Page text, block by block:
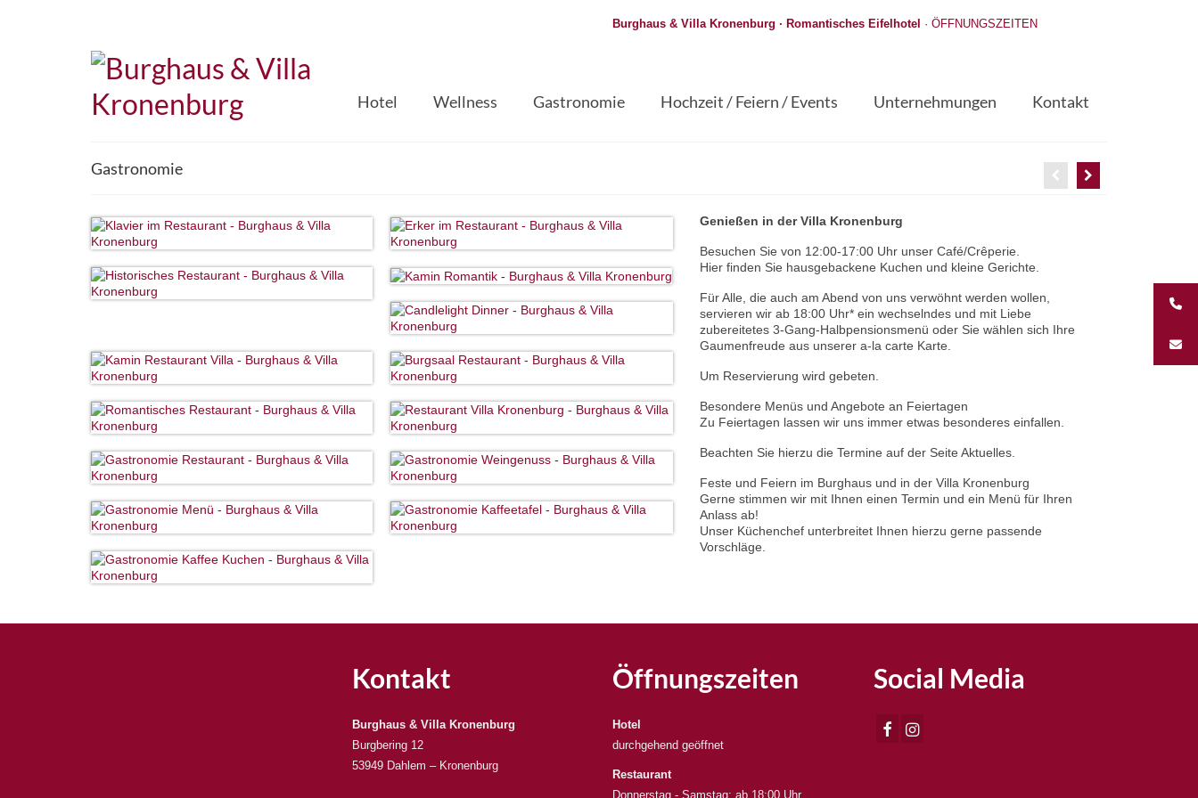
Burghaus & Villa Kronenburg · Romantisches Eifelhotel · ÖFFNUNGSZEITEN
Hotel Wellness Gastronomie Hochzeit / Feiern / Events Unternehmungen Kontakt
Gastronomie
Genießen in der Villa Kronenburg
Besuchen Sie von 12:00-17:00 Uhr unser Café/Crêperie.
Hier finden Sie hausgebackene Kuchen und kleine Gerichte.
Für Alle, die auch am Abend von uns verwöhnt werden wollen,
servieren wir ab 18:00 Uhr* ein wechselndes und mit Liebe
zubereitetes 3-Gang-Halbpensionsmenü oder Sie wählen sich Ihre
Gaumenfreude aus unserer a-la carte Karte.
Um Reservierung wird gebeten.
Besondere Menüs und Angebote an Feiertagen
Zu Feiertagen lassen wir uns immer etwas besonderes einfallen.
Beachten Sie hierzu die Termine auf der Seite Aktuelles.
Feste und Feiern im Burghaus und in der Villa Kronenburg
Gerne stimmen wir mit Ihnen einen Termin und ein Menü für Ihren
Anlass ab!
Unser Küchenchef unterbreitet Ihnen hierzu gerne passende
Vorschläge.
Kontakt
Burghaus & Villa Kronenburg
Burgbering 12
53949 Dahlem – Kronenburg
Öffnungszeiten
Hotel
durchgehend geöffnet
Restaurant
Donnerstag - Samstag: ab 18:00 Uhr
Social Media